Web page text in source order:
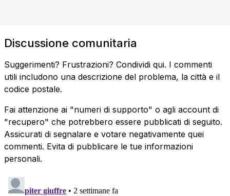
Discussione comunitaria
Suggerimenti? Frustrazioni? Condividi qui. I commenti
utili includono una descrizione del problema, la città e il
codice postale.
Fai attenzione ai "numeri di supporto" o agli account di
"recupero" che potrebbero essere pubblicati di seguito.
Assicurati di segnalare e votare negativamente quei
commenti. Evita di pubblicare le tue informazioni
personali.